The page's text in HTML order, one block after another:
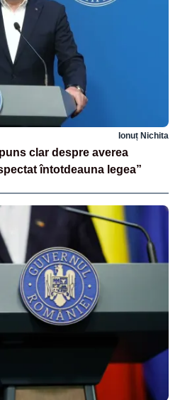
Ionuț Nichita
clar despre averea
întotdeauna legea”